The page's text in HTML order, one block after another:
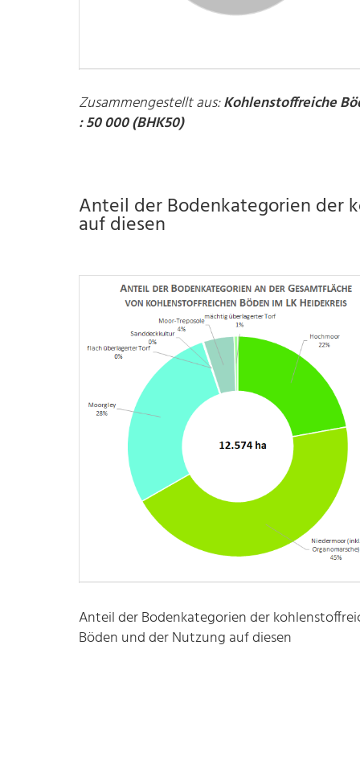
Zusammengestellt aus:Kohlenstoffreiche
: 50 000 (BHK50)
Anteil der Bodenkategorien der
auf diesen
Anteil der Bodenkategorien der
Böden und der Nutzung auf diesen